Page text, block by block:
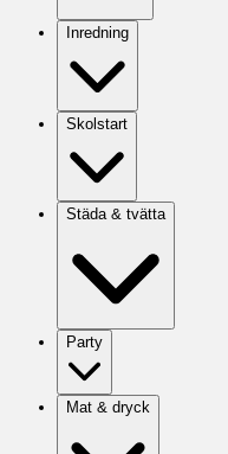
Inredning
Skolstart
Städa & tvätta
Party
Mat & dryck